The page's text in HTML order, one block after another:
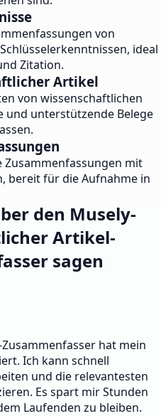
von
ideal
Zitation.
Artikel
von wissenschaftlichen
unterstützende Belege
mit
bereit für die Aufnahme in
den Musely-
Artikel-
sagen
hat mein
Ich kann schnell
und die relevantesten
Es spart mir Stunden
Laufenden zu bleiben.